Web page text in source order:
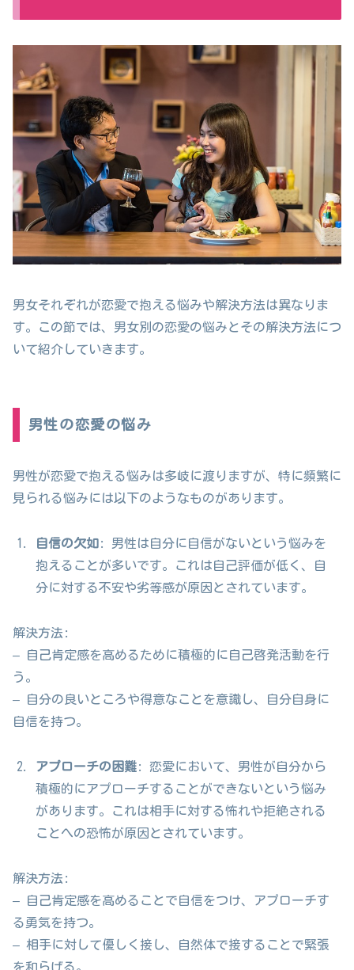
男女それぞれが恋愛で抱える悩みや解決方法は異なりま
す。この節では、男女別の恋愛の悩みとその解決方法につ
いて紹介していきます。
男性の恋愛の悩み
男性が恋愛で抱える悩みは多岐に渡りますが、特に頻繁に
見られる悩みには以下のようなものがあります。
自信の欠如: 男性は自分に自信がないという悩みを
抱えることが多いです。これは自己評価が低く、自
分に対する不安や劣等感が原因とされています。
解決方法:
– 自己肯定感を高めるために積極的に自己啓発活動を行
う。
– 自分の良いところや得意なことを意識し、自分自身に
自信を持つ。
アプローチの困難: 恋愛において、男性が自分から
積極的にアプローチすることができないという悩み
があります。これは相手に対する怖れや拒絶される
ことへの恐怖が原因とされています。
解決方法:
– 自己肯定感を高めることで自信をつけ、アプローチす
る勇気を持つ。
– 相手に対して優しく接し、自然体で接することで緊張
を和らげる。